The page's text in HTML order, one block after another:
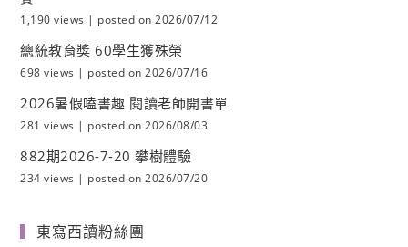
1,190 views | posted on 2026/07/12
總統教育獎 60學生獲殊榮
698 views | posted on 2026/07/16
2026暑假嗑書趣 閱讀老師開書單
281 views | posted on 2026/08/03
882期2026-7-20 攀樹體驗
234 views | posted on 2026/07/20
東寫西讀粉絲團